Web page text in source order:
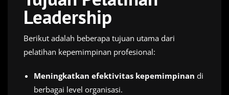
Leadership
Berikut adalah beberapa tujuan utama dari
pelatihan kepemimpinan profesional:
Meningkatkan efektivitas kepemimpinan di
berbagai level organisasi.